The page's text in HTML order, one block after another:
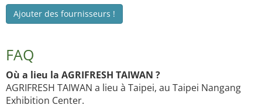
Ajouter des fournisseurs !
FAQ
Où a lieu la AGRIFRESH TAIWAN ?
AGRIFRESH TAIWAN a lieu à Taipei, au Taipei Nangang
Exhibition Center.